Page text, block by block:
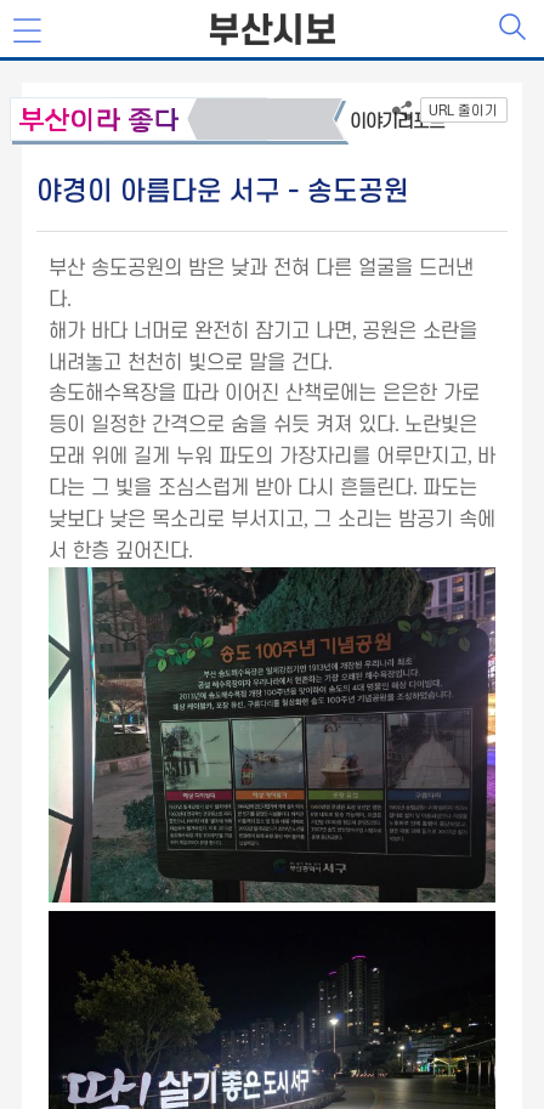
부산시보
URL 줄이기
이야기리포트
야경이 아름다운 서구 - 송도공원
부산 송도공원의 밤은 낮과 전혀 다른 얼굴을 드러낸
다.
해가 바다 너머로 완전히 잠기고 나면, 공원은 소란을
내려놓고 천천히 빛으로 말을 건다.
송도해수욕장을 따라 이어진 산책로에는 은은한 가로
등이 일정한 간격으로 숨을 쉬듯 켜져 있다. 노란빛은
모래 위에 길게 누워 파도의 가장자리를 어루만지고, 바
다는 그 빛을 조심스럽게 받아 다시 흔들린다. 파도는
낮보다 낮은 목소리로 부서지고, 그 소리는 밤공기 속에
서 한층 깊어진다.